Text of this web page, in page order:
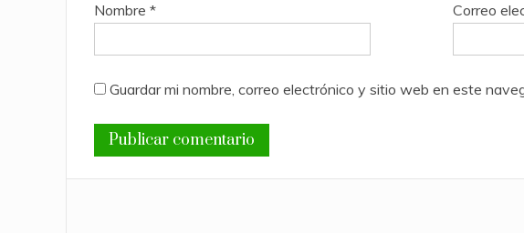
Nombre * Correo
Guardar mi nombre, correo electrónico y sitio web en este